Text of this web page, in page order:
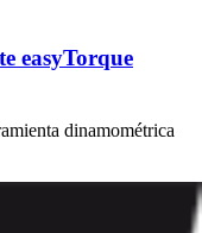
easyTorque
dinamométrica